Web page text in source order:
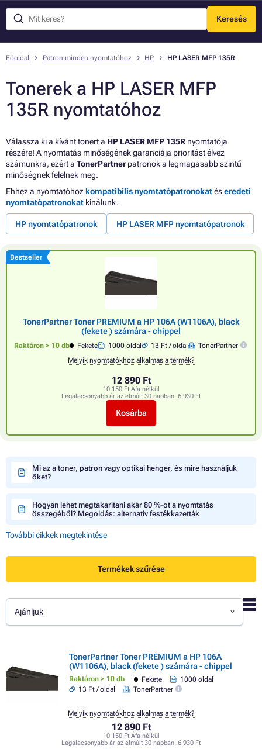
Keresés
Menü
Főoldal Patron minden nyomtatóhoz HP HP LASER MFP 135R
Tonerek a HP LASER MFP
135R nyomtatóhoz
Válassza ki a kívánt tonert a HP LASER MFP 135R nyomtatója
részére! A nyomtatás minőségének garanciája prioritást élvez
számunkra, ezért a TonerPartner patronok a legmagasabb szintű
minőségnek felelnek meg.
Ehhez a nyomtatóhoz kompatibilis nyomtatópatronokatéseredeti
nyomtatópatronokat kínálunk.
HP nyomtatópatronok HP LASER MFP nyomtatópatronok
Bestseller
TonerPartner Toner PREMIUM a HP 106A (W1106A), black
(fekete ) számára - chippel
Raktáron > 10 db Fekete 1000 oldal 13 Ft / oldal
TonerPartner
Melyik nyomtatókhoz alkalmas a termék?
12 890 Ft
10 150 Ft Áfa nélkül
Legalacsonyabb ár az elmúlt 30 napban: 6 930 Ft
Kosárba
Mi az a toner, patron vagy optikai henger, és mire használjuk
őket?
Hogyan lehet megtakarítani akár 80 %-ot a nyomtatás
összegéből? Megoldás: alternatív festékkazetták
További cikkek megtekintése
Termékek szűrése
Ajánljuk
TonerPartner Toner PREMIUM a HP 106A
(W1106A), black (fekete ) számára - chippel
Raktáron > 10 db Fekete
1000 oldal
13 Ft / oldal
TonerPartner
12 890 Ft
10 150 Ft Áfa nélkül
Legalacsonyabb ár az elmúlt 30 napban: 6 930 Ft
Melyik nyomtatókhoz alkalmas a termék?